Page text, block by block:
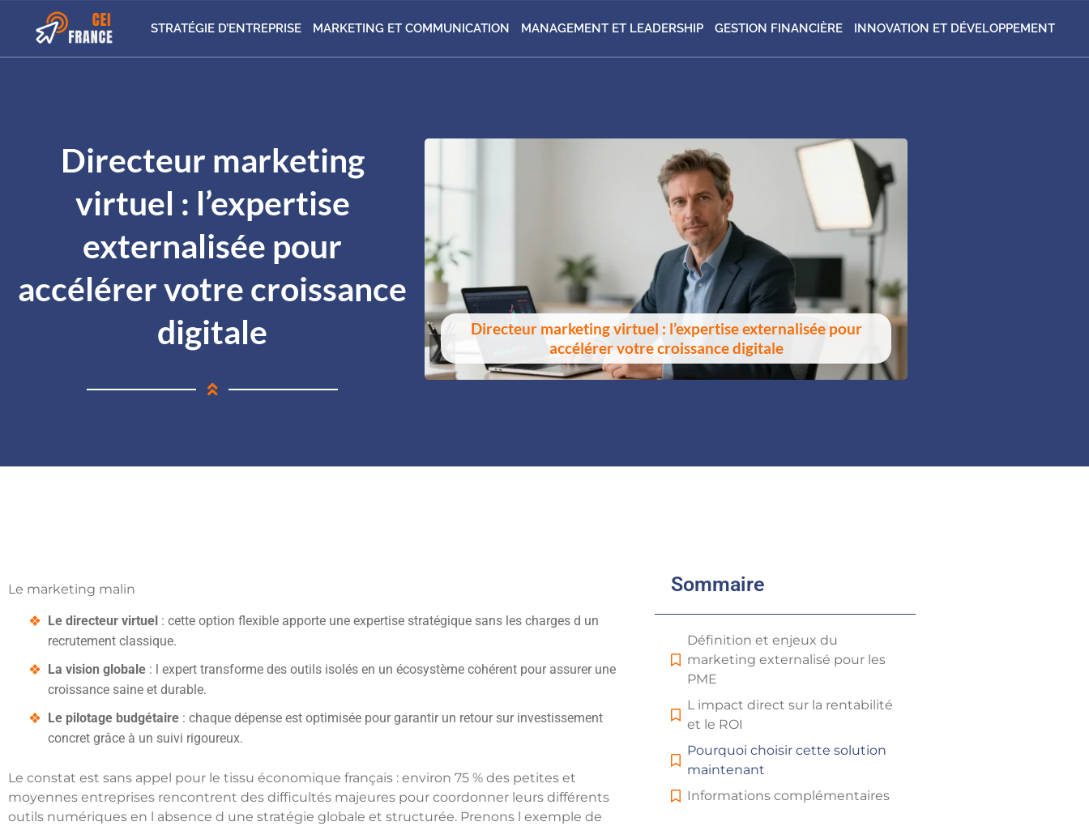
STRATÉGIE D’ENTREPRISE MARKETING ET COMMUNICATION MANAGEMENT ET LEADERSHIP GESTION FINANCIÈRE INNOVATION ET DÉVELOPPEMENT
Directeur marketing
virtuel : l’expertise
externalisée pour
accélérer votre croissance
digitale
Directeur marketing virtuel : l’expertise externalisée pour
accélérer votre croissance digitale
Le marketing malin
Le directeur virtuel : cette option flexible apporte une expertise stratégique sans les charges d un
recrutement classique.
La vision globale : l expert transforme des outils isolés en un écosystème cohérent pour assurer une
croissance saine et durable.
Le pilotage budgétaire : chaque dépense est optimisée pour garantir un retour sur investissement
concret grâce à un suivi rigoureux.
Le constat est sans appel pour le tissu économique français : environ 75 % des petites et
moyennes entreprises rencontrent des difficultés majeures pour coordonner leurs différents
outils numériques en l absence d une stratégie globale et structurée. Prenons l exemple de
Sommaire
Définition et enjeux du
marketing externalisé pour les
PME
L impact direct sur la rentabilité
et le ROI
Pourquoi choisir cette solution
maintenant
Informations complémentaires